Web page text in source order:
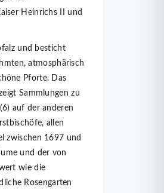
Heinrichs II und
und besticht
atmosphärisch
Pforte. Das
Sammlungen zu
auf der anderen
allen
zwischen 1697 und
und der von
wie die
Rosengarten